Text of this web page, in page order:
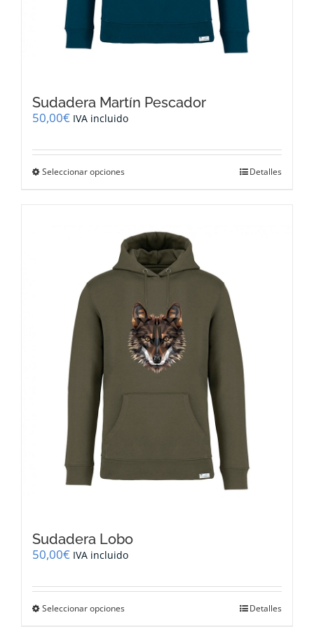
Sudadera Martín Pescador
50,00€ IVA incluido
Seleccionar opciones
variantes.
Las
opciones
se
elegir
en
la
página
de
producto
Detalles
Sudadera Lobo
50,00€ IVA incluido
Seleccionar opciones Detalles